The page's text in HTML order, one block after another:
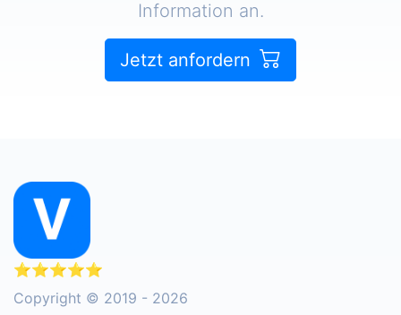
Information an.
Jetzt anfordern
⭐⭐⭐⭐⭐
Copyright © 2019 - 2026